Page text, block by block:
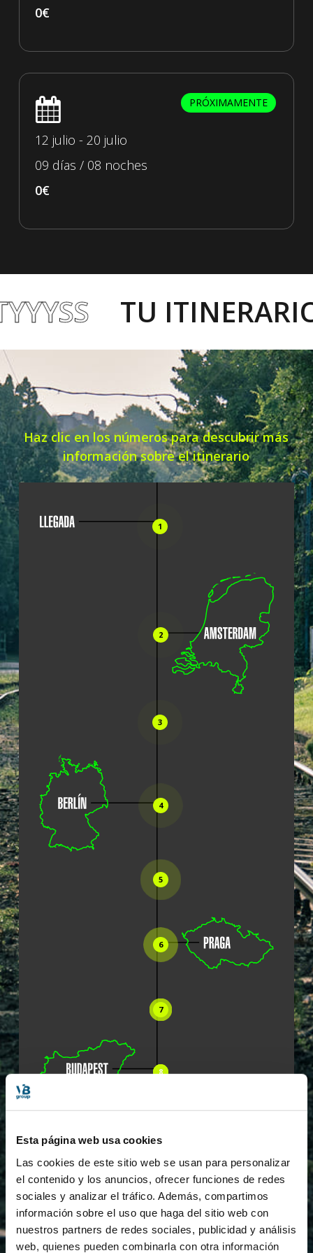
Esta página web usa cookies
Las cookies de este sitio web se usan para personalizar
el contenido y los anuncios, ofrecer funciones de redes
sociales y analizar el tráfico. Además, compartimos
información sobre el uso que haga del sitio web con
nuestros partners de redes sociales, publicidad y análisis
web, quienes pueden combinarla con otra información
0€
12 julio - 20 julio
09 días / 08 noches
0€
PRÓXIMAMENTE
TU ITINERARIO
Haz clic en los números para descubrir más
información sobre el itinerario
1
Close
2
Close
3
Close
4
Close
5
Close
6
Close
7
Close
8
9
Close